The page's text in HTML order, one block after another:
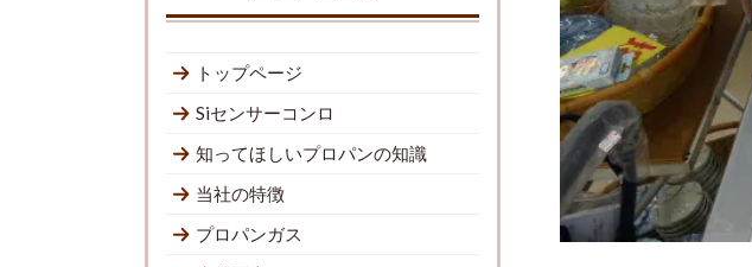
トップページ
Siセンサーコンロ
知ってほしいプロパンの知識
当社の特徴
プロパンガス